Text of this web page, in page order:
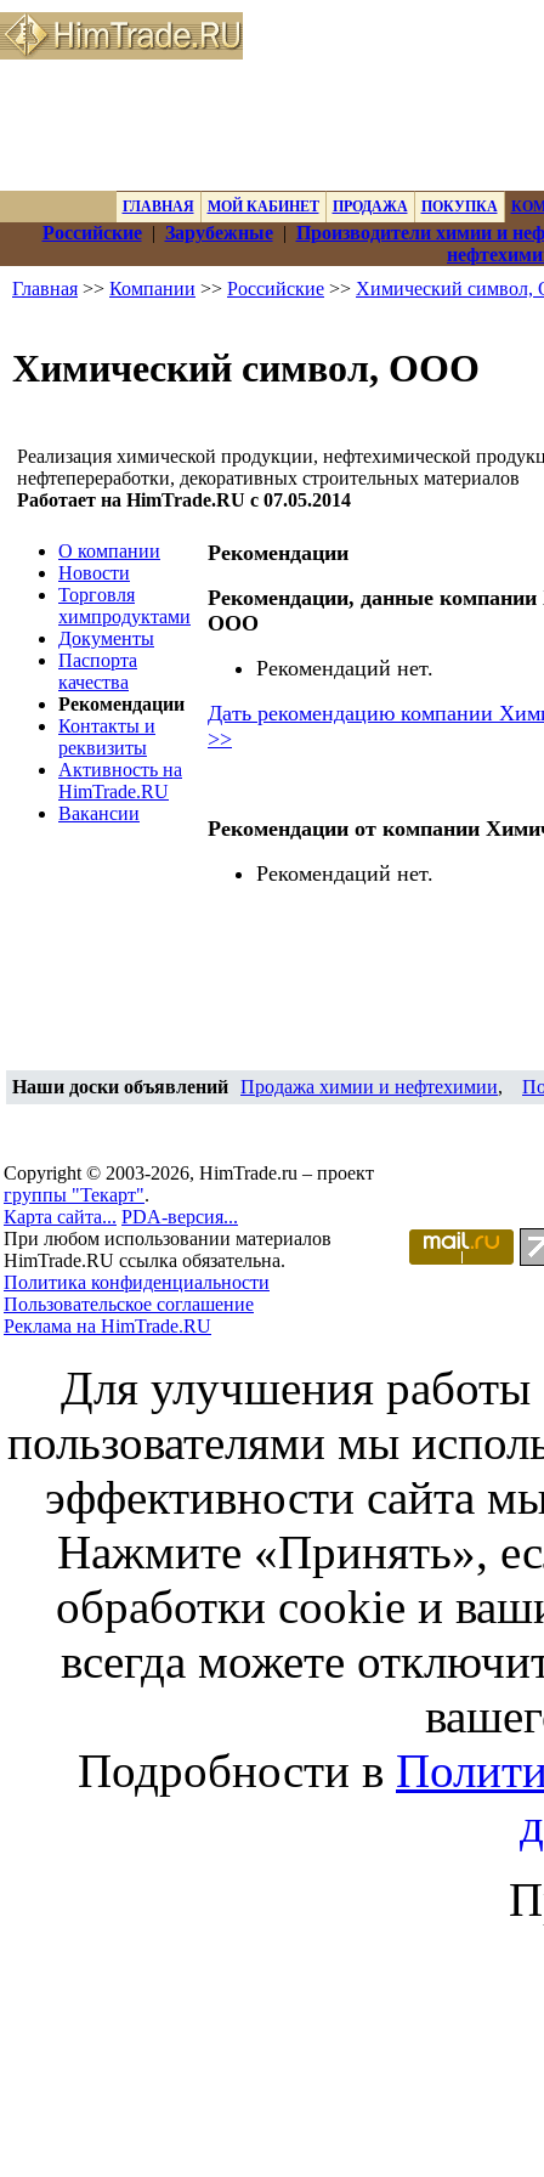
ГЛАВНАЯ МОЙ КАБИНЕТ ПРОДАЖА ПОКУПКА
Российские| Зарубежные| Производители химии и
Главная >> Компании >> Российские >> Химический
Химический символ, ООО
Реализация химической продукции, нефтехимической
нефтепереработки, декоративных строительных материалов
Работает на HimTrade.RU с 07.05.2014
О компании
Новости
Торговля
химпродуктами
Документы
Паспорта
качества
Рекомендации
Контакты и
реквизиты
Активность на
HimTrade.RU
Вакансии
Рекомендации
Рекомендации, данные
ООО
Рекомендаций нет.
Дать рекомендацию компании
>>
Рекомендации от компании
Рекомендаций нет.
Наши доски объявлений Продажа химии и нефтехимии,
Copyright © 2003-2026, HimTrade.ru – проект
группы "Текарт".
Карта сайта... PDA-версия...
При любом использовании материалов
HimTrade.RU ссылка обязательна.
Политика конфиденциальности
Пользовательское соглашение
Реклама на HimTrade.RU
Для улучшения работы
пользователями мы
эффективности сайта
Нажмите «Принять»,
обработки cookie и
всегда можете
Подробности в